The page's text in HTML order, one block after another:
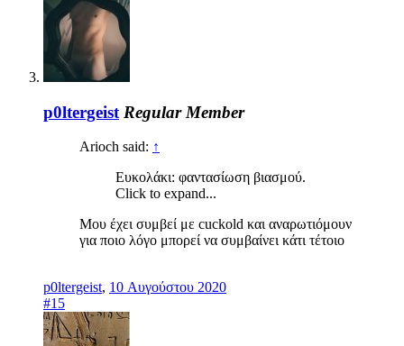
p0ltergeist Regular Member
Arioch said: ↑
Ευκολάκι: φαντασίωση βιασμού.
Click to expand...
Μου έχει συμβεί με cuckold και αναρωτιόμουν
για ποιο λόγο μπορεί να συμβαίνει κάτι τέτοιο
p0ltergeist, 10 Αυγούστου 2020
#15